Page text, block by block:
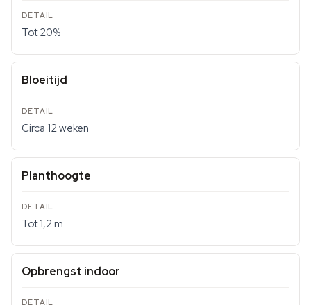
Tot 20%
Bloeitijd
Circa 12 weken
Planthoogte
Tot 1,2 m
Opbrengst indoor